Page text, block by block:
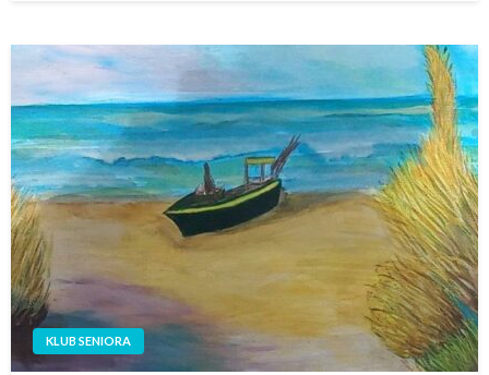
KLUB SENIORA